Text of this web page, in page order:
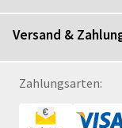
Versand &
Zahlungsarten: